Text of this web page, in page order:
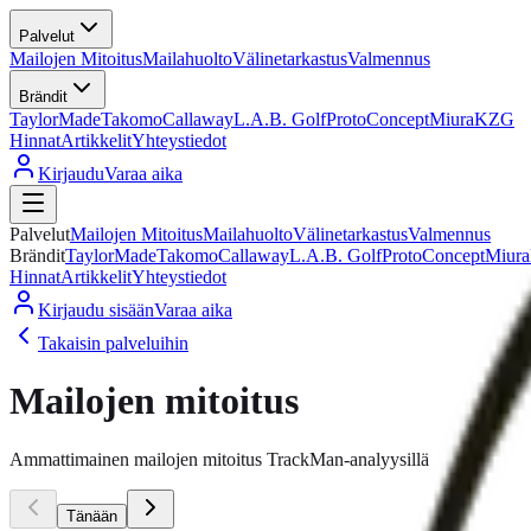
Palvelut
Mailojen MitoitusMailahuoltoVälinetarkastusValmennus
Brändit
TaylorMadeTakomoCallawayL.A.B. GolfProtoConceptMiuraKZG
HinnatArtikkelitYhteystiedot
KirjauduVaraa aika
PalvelutMailojen MitoitusMailahuoltoVälinetarkastusValmennus
BränditTaylorMadeTakomoCallawayL.A.B. GolfProtoConceptMiura
HinnatArtikkelitYhteystiedot
Kirjaudu sisäänVaraa aika
Takaisin palveluihin
Mailojen mitoitus
Ammattimainen mailojen mitoitus TrackMan-analyysillä
Tänään